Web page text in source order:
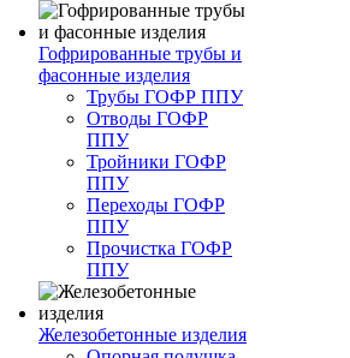
Гофрированные трубы и
фасонные изделия
Трубы ГОФР ППУ
Отводы ГОФР
ППУ
Тройники ГОФР
ППУ
Переходы ГОФР
ППУ
Прочистка ГОФР
ППУ
Железобетонные изделия